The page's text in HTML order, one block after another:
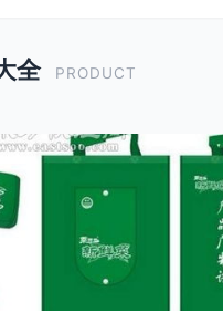
全 PRODUCT